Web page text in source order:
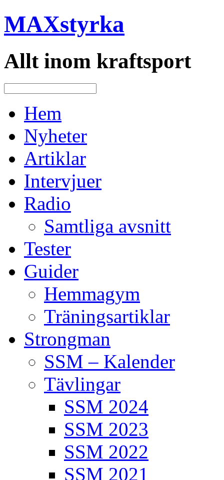
MAXstyrka
Allt inom kraftsport
Hem
Nyheter
Artiklar
Intervjuer
Radio
Samtliga avsnitt
Tester
Guider
Hemmagym
Träningsartiklar
Strongman
SSM – Kalender
Tävlingar
SSM 2024
SSM 2023
SSM 2022
SSM 2021